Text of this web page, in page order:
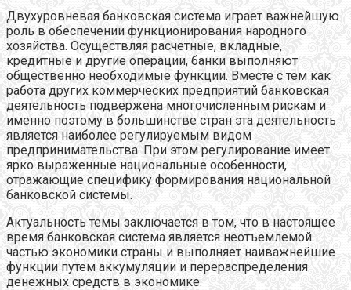
Двухуровневая банковская система играет важнейшую
роль в обеспечении функционирования народного
хозяйства. Осуществляя расчетные, вкладные,
кредитные и другие операции, банки выполняют
общественно необходимые функции. Вместе с тем как
работа других коммерческих предприятий банковская
деятельность подвержена многочисленным рискам и
именно поэтому в большинстве стран эта деятельность
является наиболее регулируемым видом
предпринимательства. При этом регулирование имеет
ярко выраженные национальные особенности,
отражающие специфику формирования национальной
банковской системы.
Актуальность темы заключается в том, что в настоящее
время банковская система является неотъемлемой
частью экономики страны и выполняет наиважнейшие
функции путем аккумуляции и перераспределения
денежных средств в экономике.